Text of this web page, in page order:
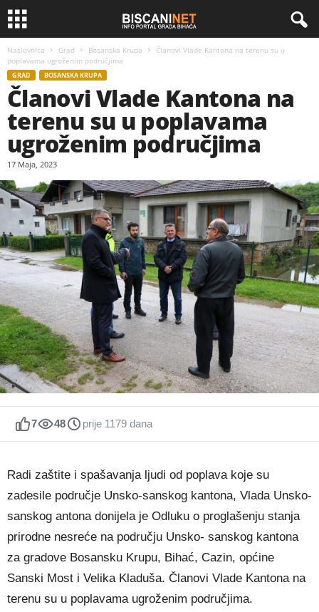
Naslovnica Grad Bosanska Krupa
Članovi Vlade Kantona na terenu su u
poplavama ugroženim područjima
GRAD BOSANSKA KRUPA
Članovi Vlade Kantona na
terenu su u poplavama
ugroženim područjima
17 Maja, 2023
7 48 prije 1179 dana
Radi zaštite i spašavanja ljudi od poplava koje su
zadesile područje Unsko-sanskog kantona, Vlada Unsko-
sanskog antona donijela je Odluku o proglašenju stanja
prirodne nesreće na području Unsko- sanskog kantona
za gradove Bosansku Krupu, Bihać, Cazin, općine
Sanski Most i Velika Kladuša. Članovi Vlade Kantona na
terenu su u poplavama ugroženim područjima.